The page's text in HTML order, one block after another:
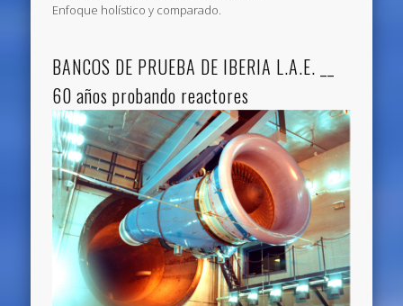
Enfoque holístico y comparado.
BANCOS DE PRUEBA DE IBERIA L.A.E. __
60 años probando reactores